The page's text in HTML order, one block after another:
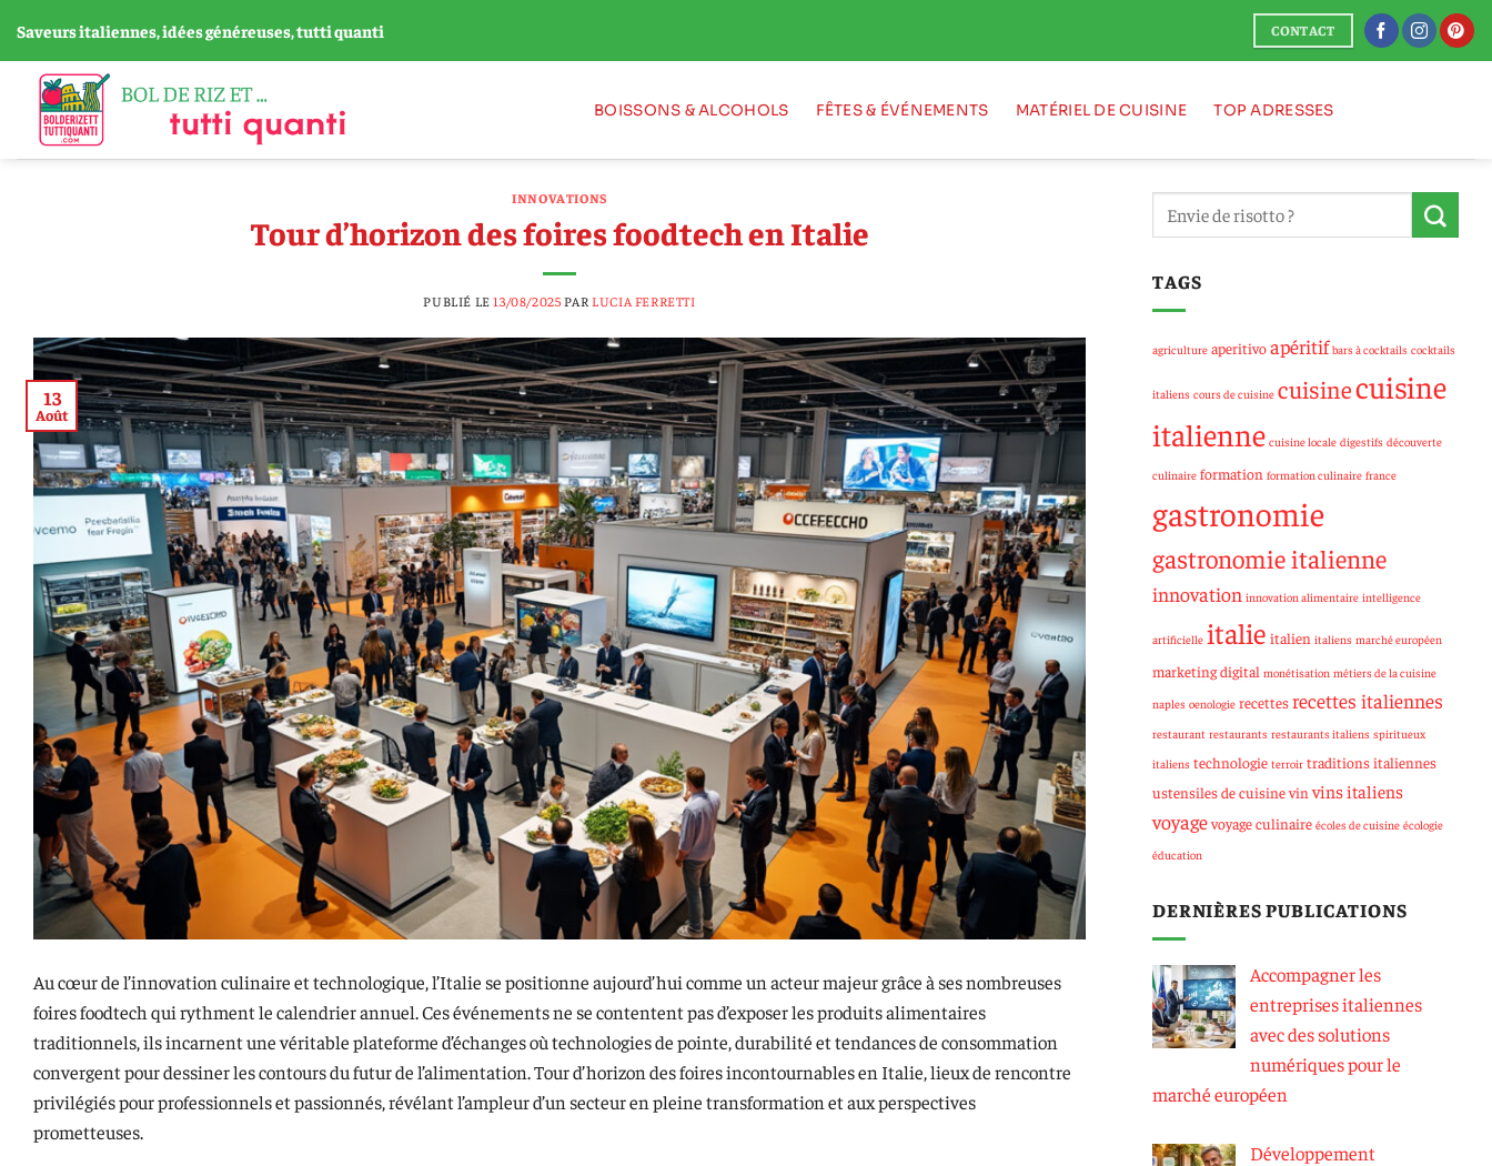
au
contenu
Saveurs italiennes, idées généreuses, tutti quanti CONTACT
BOISSONS & ALCOHOLS FÊTES & ÉVÉNEMENTS MATÉRIEL DE CUISINE TOP ADRESSES
INNOVATIONS
Tour d’horizon des foires foodtech en Italie
PUBLIÉ LE13/08/2025 PARLUCIA FERRETTI
13
Août
Au cœur de l’innovation culinaire et technologique, l’Italie se positionne aujourd’hui comme un acteur majeur grâce à ses nombreuses
foires foodtech qui rythment le calendrier annuel. Ces événements ne se contentent pas d’exposer les produits alimentaires
traditionnels, ils incarnent une véritable plateforme d’échanges où technologies de pointe, durabilité et tendances de consommation
convergent pour dessiner les contours du futur de l’alimentation. Tour d’horizon des foires incontournables en Italie, lieux de rencontre
privilégiés pour professionnels et passionnés, révélant l’ampleur d’un secteur en pleine transformation et aux perspectives
prometteuses.
TAGS
agriculture aperitivoapéritif bars à cocktails cocktails
italiens cours de cuisine cuisinecuisine
italienne cuisine locale digestifs découverte
culinaire formation formation culinaire france
gastronomie
gastronomie italienne
innovation innovation alimentaire intelligence
artificielle italie italien italiens marché européen
marketing digital monétisation métiers de la cuisine
naples oenologie recettesrecettes italiennes
restaurant restaurants restaurants italiens spiritueux
italiens technologie terroir traditions italiennes
ustensiles de cuisinevin vins italiens
voyagevoyage culinaire écoles de cuisine écologie
éducation
DERNIÈRES PUBLICATIONS
Accompagner les
entreprises italiennes
avec des solutions
numériques pour le
marché européen
Développement